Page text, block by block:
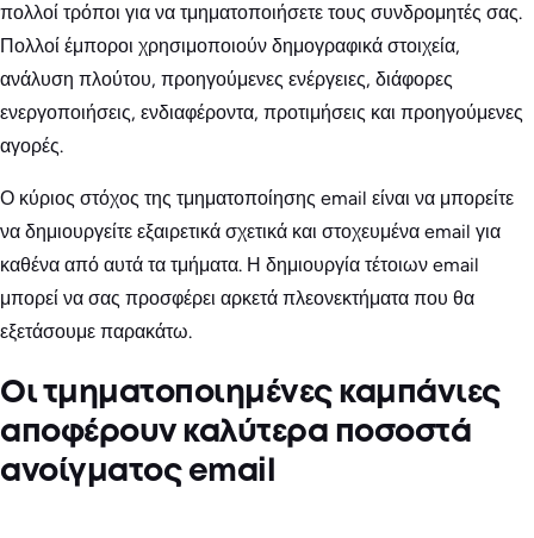
πολλοί τρόποι για να τμηματοποιήσετε τους συνδρομητές σας.
Πολλοί έμποροι χρησιμοποιούν δημογραφικά στοιχεία,
ανάλυση πλούτου, προηγούμενες ενέργειες, διάφορες
ενεργοποιήσεις, ενδιαφέροντα, προτιμήσεις και προηγούμενες
αγορές.
Ο κύριος στόχος της τμηματοποίησης email είναι να μπορείτε
να δημιουργείτε εξαιρετικά σχετικά και στοχευμένα email για
καθένα από αυτά τα τμήματα. Η δημιουργία τέτοιων email
μπορεί να σας προσφέρει αρκετά πλεονεκτήματα που θα
εξετάσουμε παρακάτω.
Οι τμηματοποιημένες καμπάνιες
αποφέρουν καλύτερα ποσοστά
ανοίγματος email